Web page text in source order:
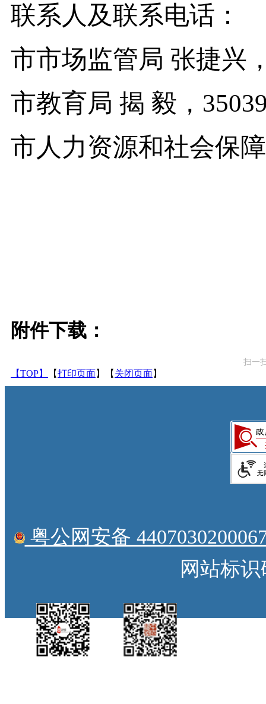
联系人及联系电话：
市市场监管局 张捷兴
市教育局 揭 毅，
市人力资源和社会保
附件下载：
扫一
【TOP】 【打印页面】【 关闭页面】
粤公网安备
网站标识